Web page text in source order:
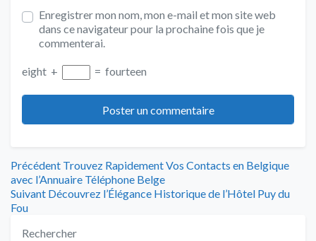
Enregistrer mon nom, mon e-mail et mon site web
dans ce navigateur pour la prochaine fois que je
commenterai.
eight + = fourteen
Navigation
de
l’article
Précédent Article
précédent
:
Trouvez Rapidement Vos Contacts en Belgique
avec l’Annuaire Téléphone Belge
Suivant Article
Découvrez l’Élégance Historique de l’Hôtel Puy du
Fou
Rechercher